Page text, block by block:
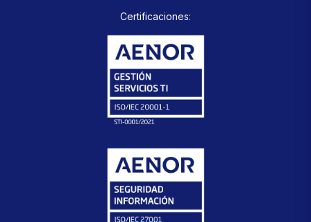
Certificaciones: